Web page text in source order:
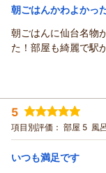
けたのでしたら何よ
「仙台も良かった
ともども感激して
立体駐車場の混雑
った」と思ってい
しに努めてまいり
お客様のまたのご
ます。
宿泊価格帯： 12,001～
リッチモンドホテル仙
この度は数ある宿
利用いただき、誠
また、お忙しい中
と、重ねて御礼申
チェックイン時の
部屋でのご滞在に
いたしました。広
きをお過ごしいた
朝ごはんかわよかっ
朝ごはんに仙台名物
た！部屋も綺麗で駅
投稿者： しんぺーさん(
宿泊プラン： 【朝食付
リードリンク付き
シン
宿泊価格帯： 13,001～
5
項目別評価： 部屋 5 風
いつも満足です